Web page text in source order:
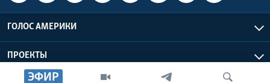
ЭФИР
ГОЛОС АМЕРИКИ
ПРОЕКТЫ